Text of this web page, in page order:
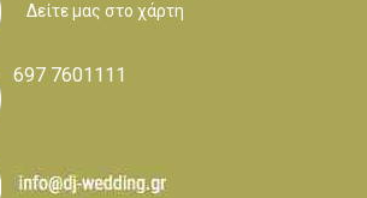
Δείτε μας στο χάρτη
697 7601111